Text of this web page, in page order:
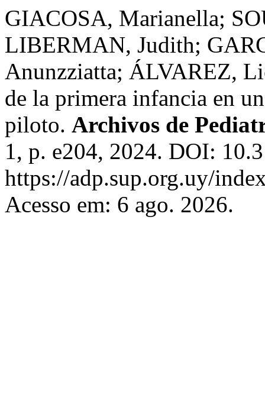
GIACOSA, Marianella;
LIBERMAN, Judith;
Anunzziatta; ÁLVAREZ,
de la primera infancia en
piloto. Archivos de
1, p. e204, 2024. DOI:
https://adp.sup.org.uy/
Acesso em: 6 ago. 2026.